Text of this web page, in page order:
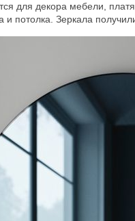
для декора мебели,
потолка. Зеркала